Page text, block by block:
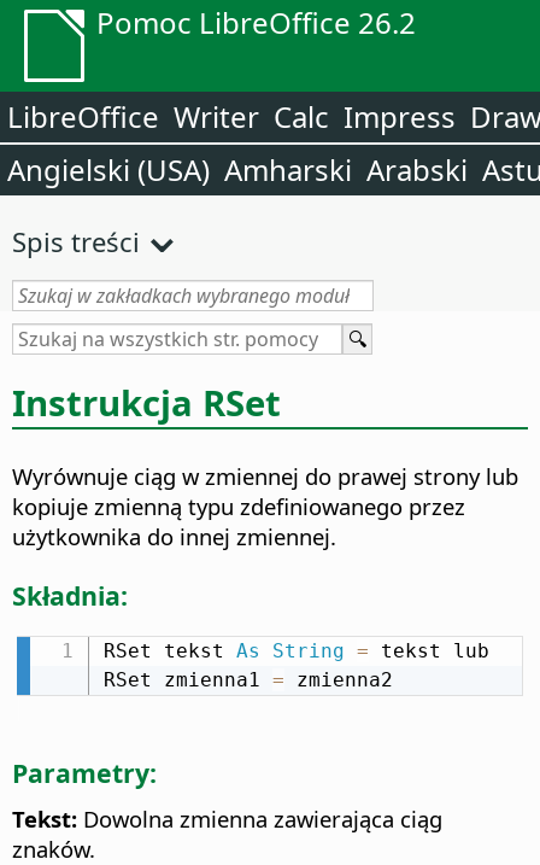
Pomoc LibreOffice 26.2
LibreOffice Writer Calc Impress
Angielski (USA) Amharski Arabski
Spis treści
Instrukcja RSet
Wyrównuje ciąg w zmiennej do prawej strony lub
kopiuje zmienną typu zdefiniowanego przez
użytkownika do innej zmiennej.
Składnia:
RSet tekst As String = tekst lub
RSet zmienna1 = zmienna2
Parametry:
Tekst: Dowolna zmienna zawierająca ciąg
znaków.